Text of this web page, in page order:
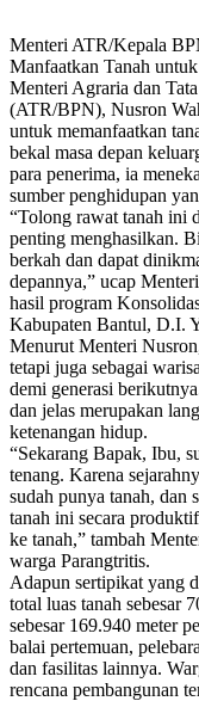
Menteri ATR/Kepala
Manfaatkan Tanah
Menteri Agraria dan
(ATR/BPN), Nusron
untuk memanfaatkan
bekal masa depan
para penerima, ia
sumber penghidupan
“Tolong rawat tanah ini
penting menghasilkan.
berkah dan dapat
depannya,” ucap
hasil program
Kabupaten Bantul, D.I.
Menurut Menteri
tetapi juga sebagai
demi generasi
dan jelas merupakan
ketenangan hidup.
“Sekarang Bapak, Ibu,
tenang. Karena
sudah punya tanah, dan
tanah ini secara
ke tanah,” tambah
warga Parangtritis.
Adapun sertipikat yang
total luas tanah sebesar
sebesar 169.940 meter
balai pertemuan,
dan fasilitas lainnya.
rencana pembangunan